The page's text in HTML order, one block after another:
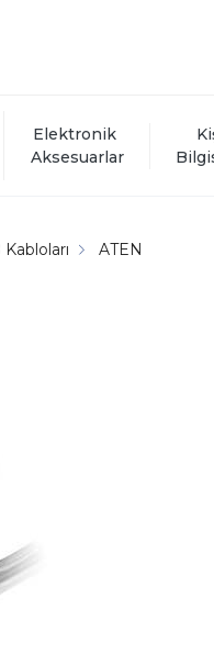
Elektronik
Aksesuarlar
Kabloları ATEN